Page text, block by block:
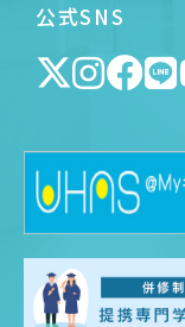
公式SNS